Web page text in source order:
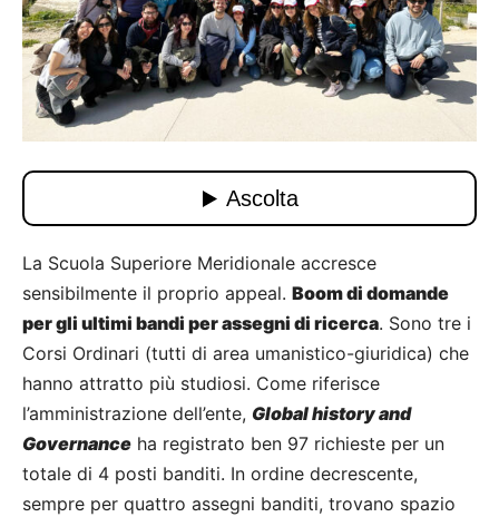
La Scuola Superiore Meridionale accresce
sensibilmente il proprio appeal. Boom di domande
per gli ultimi bandi per assegni di ricerca. Sono tre i
Corsi Ordinari (tutti di area umanistico-giuridica) che
hanno attratto più studiosi. Come riferisce
l’amministrazione dell’ente, Global history and
Governance ha registrato ben 97 richieste per un
totale di 4 posti banditi. In ordine decrescente,
sempre per quattro assegni banditi, trovano spazio